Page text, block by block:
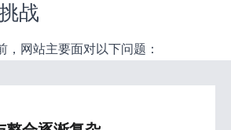
战
，网站主要面对以下问题：